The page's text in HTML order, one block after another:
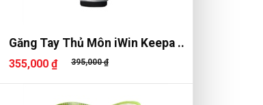
Găng Tay Thủ Môn iWin Keepa ..
355,000 ₫ 395,000 ₫